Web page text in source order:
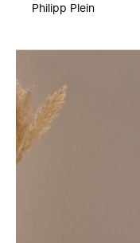
Philipp Plein